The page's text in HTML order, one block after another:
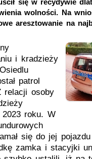
się w recydywie
wolności. Na
aresztowanie na
i kradzieży
patrol
relacji osoby
roku. W
się do jej
zamka i stacyjki